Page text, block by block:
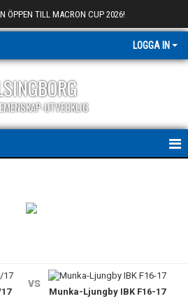
ÖPPEN TILL MACRON CUP 2026!
LOGGA IN
UTVECKLIG
vs
Munka-Ljungby IBK F16-17